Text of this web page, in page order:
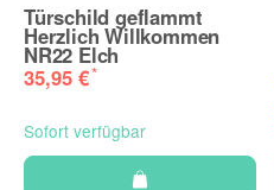
Türschild geflammt
Herzlich Willkommen
NR22 Elch
35,95 €*
Sofort verfügbar